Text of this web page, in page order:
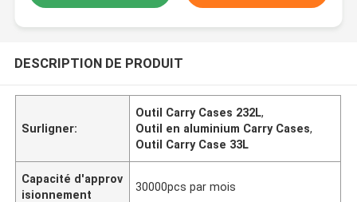
DESCRIPTION DE PRODUIT
Surligner:
Outil Carry Cases 232L,
Outil en aluminium Carry Cases,
Outil Carry Case 33L
Capacité d'approv
isionnement
30000pcs par mois